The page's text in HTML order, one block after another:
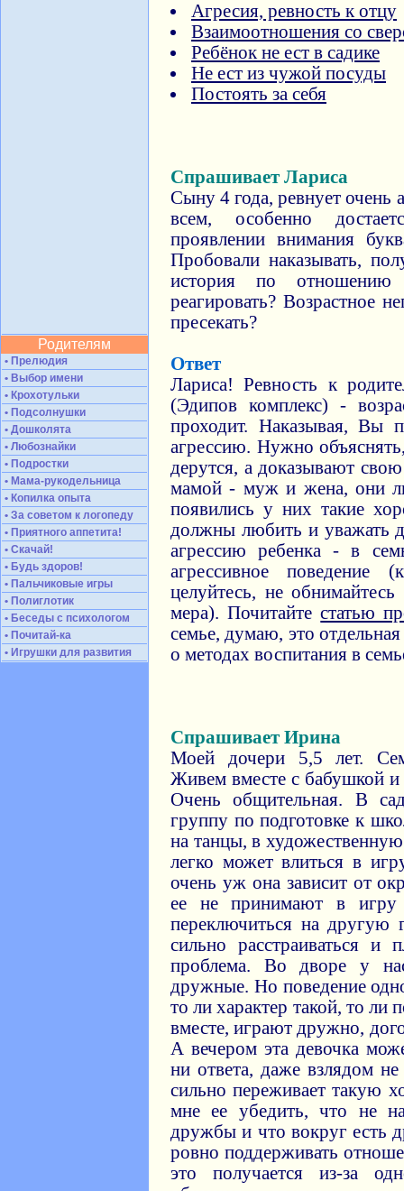
Родителям
• Прелюдия
• Выбор имени
• Крохотульки
• Подсолнушки
• Дошколята
• Любознайки
• Подростки
• Мама-рукодельница
• Копилка опыта
• За советом к логопеду
• Приятного аппетита!
• Скачай!
• Будь здоров!
• Пальчиковые игры
• Полиглотик
• Беседы с психологом
• Почитай-ка
• Игрушки для развития
Агресия, ревность к отцу
Взаимоотношения со
Ребёнок не ест в садике
Не ест из чужой посуды
Постоять за себя
Спрашивает Лариса
Сыну 4 года, ревнует очень
всем, особенно
проявлении внимания
Пробовали наказывать,
история по
реагировать? Возрастное
пресекать?
Ответ
Лариса! Ревность к
(Эдипов комплекс) -
проходит. Наказывая, Вы
агрессию. Нужно
дерутся, а доказывают
мамой - муж и жена, они
появились у них такие
должны любить и уважать
агрессию ребенка - в
агрессивное поведение
целуйтесь, не
мера). Почитайтестатью
семье, думаю, это
о методах воспитания в
Спрашивает Ирина
Моей дочери 5,5 лет.
Живем вместе с бабушкой
Очень общительная. В
группу по подготовке к
на танцы, в
легко может влиться в
очень уж она зависит от
ее не принимают в
переключиться на другую
сильно расстраиваться
проблема. Во дворе у
дружные. Но поведение
то ли характер такой, то
вместе, играют дружно,
А вечером эта девочка
ни ответа, даже взлядом
сильно переживает такую
мне ее убедить, что не
дружбы и что вокруг есть
ровно поддерживать
это получается из-за